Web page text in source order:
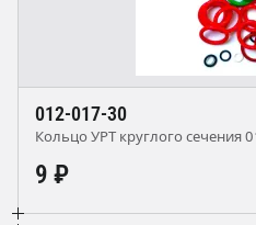
012-017-30
Кольцо УРТ круглого сечения
9 ₽